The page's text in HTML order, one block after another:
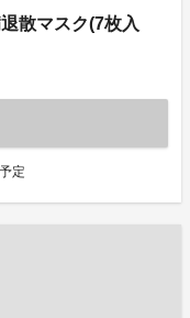
散マスク(7枚入
定